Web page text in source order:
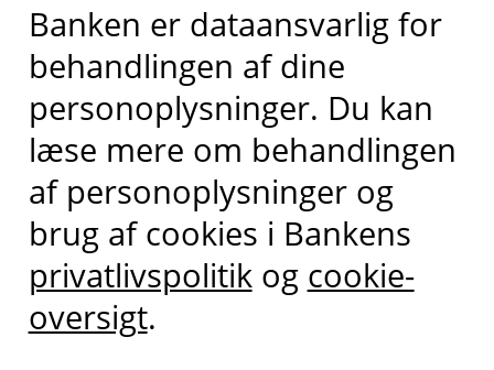
Banken er dataansvarlig for
behandlingen af dine
personoplysninger. Du kan
læse mere om behandlingen
af personoplysninger og
brug af cookies i Bankens
privatlivspolitikog cookie-
oversigt.